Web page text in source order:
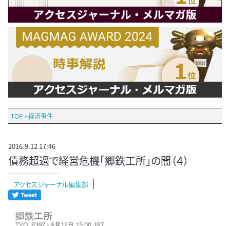
TOP >経済事件
2016.9.12 17:46
債務超過で経営危機「郷鉄工所」の闇（４）
アクセスジャーナル編集部